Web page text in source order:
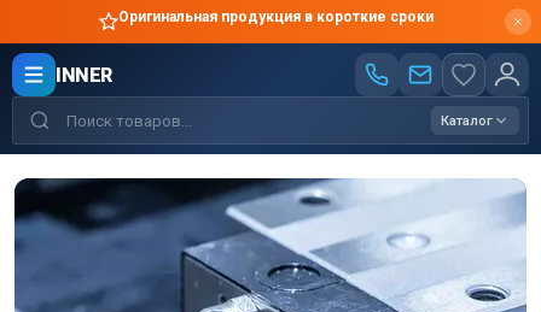
Оригинальная продукция в короткие сроки
INNER
Каталог